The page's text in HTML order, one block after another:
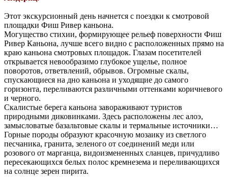
Этот экскурсионный день начнется с поездки к смотровой
площадки Фиш Ривер каньона.
Могущество стихии, формирующее рельеф поверхности Фиш
Ривер Каньона, лучше всего видно с расположенных прямо на
краю каньона смотровых площадок. Глазам посетителей
открывается невообразимо глубокое ущелье, полное
поворотов, ответвлений, обрывов. Огромные скалы,
спускающиеся на дно каньона и уходящие до самого
горизонта, переливаются различными оттенками коричневого
и черного.
Скалистые берега каньона завораживают туристов
природными диковинками. Здесь расположены лес алоэ,
замысловатые базальтовые скалы и термальные источники…
Горные породы образуют красочную мозаику из светлого
песчаника, гранита, зеленого от соединений меди или
розового от марганца, видоизмененных сланцев, причудливо
пересекающихся белых полос кремнезема и переливающихся
на солнце зерен пирита.